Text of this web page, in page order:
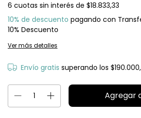
6 cuotas sin interés de $18.833,33
10% de descuento pagando con
10% Descuento
Ver más detalles
Envío gratis superando los